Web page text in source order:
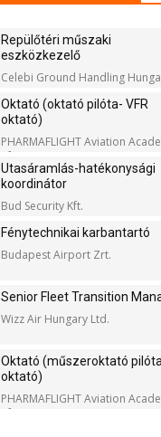
Repülőtéri műszaki
eszközkezelő
Celebi Ground Handling
Oktató (oktató pilóta- VFR
oktató)
PHARMAFLIGHT Aviation
Kft.
Utasáramlás-hatékonysági
koordinátor
Bud Security Kft.
Fénytechnikai karbantartó
Budapest Airport Zrt.
Senior Fleet Transition
Wizz Air Hungary Ltd.
Oktató (műszeroktató
oktató)
PHARMAFLIGHT Aviation
Kft.